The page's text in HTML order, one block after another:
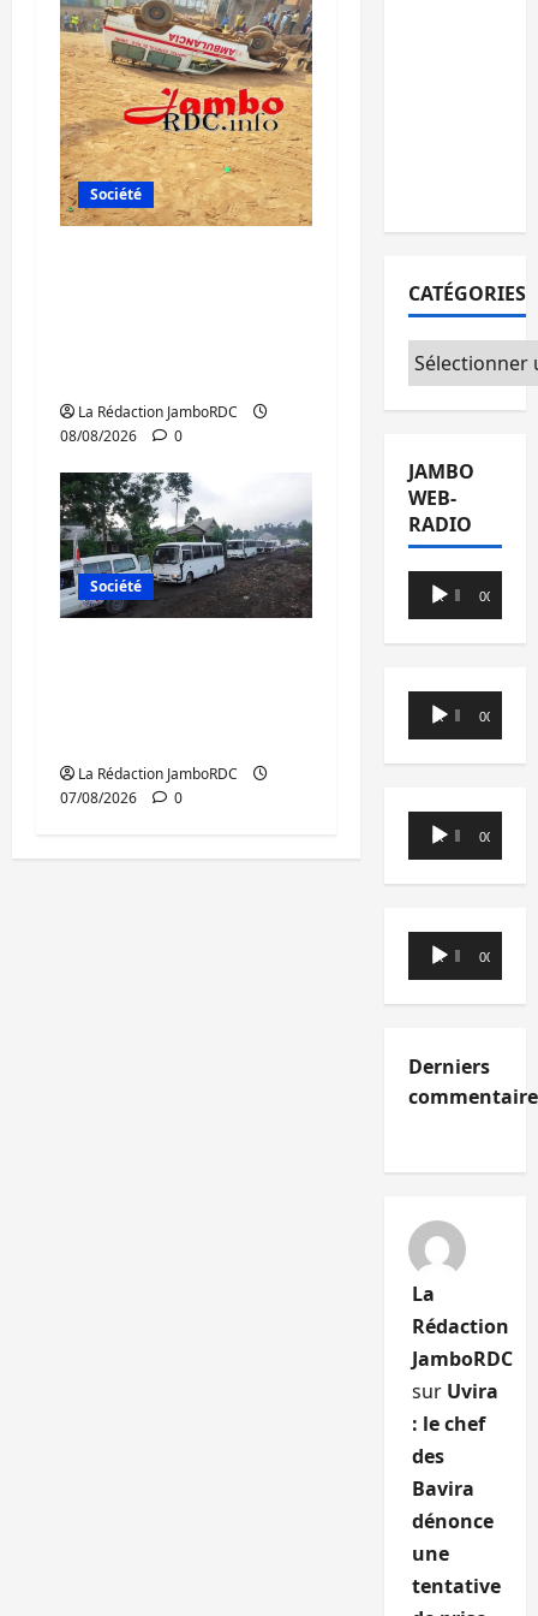
Société
La Rédaction JamboRDC
08/08/2026
0
Société
La Rédaction JamboRDC
07/08/2026
0
CATÉGORIES
Catégories
JAMBO
WEB-
RADIO
Lecteur
audio
00:00 00:00
Lecteur
audio
00:00 00:00
Lecteur
audio
00:00 00:00
Lecteur
audio
00:00 00:00
Derniers
La
Rédaction
JamboRDC
sur Uvira
: le chef
des
Bavira
dénonce
une
tentative